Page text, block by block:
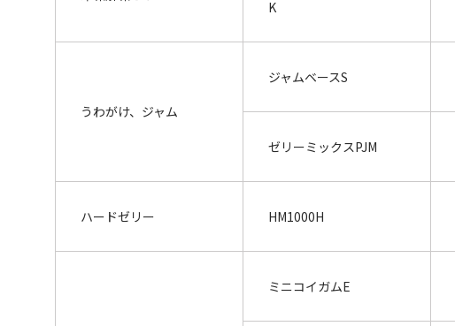
K
うわがけ、ジャム
ジャムベースS
ゼリーミックスPJM
ハードゼリー HM1000H
ミニコイガムE